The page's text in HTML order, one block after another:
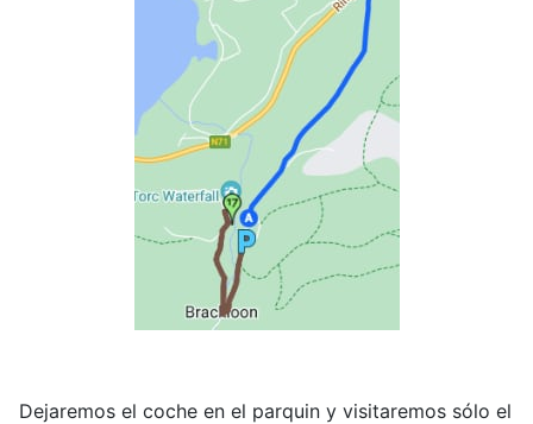
Dejaremos el coche en el parquin y visitaremos sólo el